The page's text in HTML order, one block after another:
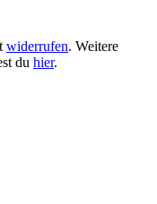
widerrufen. Weitere
du hier.